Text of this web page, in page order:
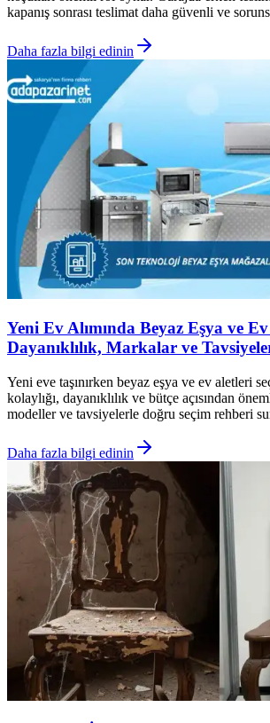
kapanış sonrası teslimat daha güvenli ve
Daha fazla bilgi edinin
Yeni Ev Alımında Beyaz Eşya ve
Dayanıklılık, Markalar ve
Yeni eve taşınırken beyaz eşya ve ev aletleri
kolaylığı, dayanıklılık ve bütçe açısından
modeller ve tavsiyelerle doğru seçim rehberi
Daha fazla bilgi edinin